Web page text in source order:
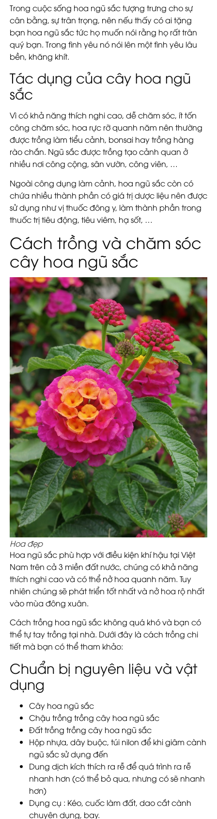
Trong cuộc sống hoa ngũ sắc tượng trưng cho sự
cân bằng, sự trân trọng, nên nếu thấy có ai tặng
bạn hoa ngũ sắc tức họ muốn nói rằng họ rất trân
quý bạn. Trong tình yêu nó nói lên một tình yêu lâu
bền, khăng khít.
Tác dụng của cây hoa ngũ
sắc
Vì có khả năng thích nghi cao, dễ chăm sóc, ít tốn
công chăm sóc, hoa rực rỡ quanh năm nên thường
được trồng làm tiểu cảnh, bonsai hay trồng hàng
rào chắn. Ngũ sắc được trồng tạo cảnh quan ở
nhiều nơi công cộng, sân vườn, công viên, …
Ngoài công dụng làm cảnh, hoa ngũ sắc còn có
chứa nhiều thành phần có giá trị dược liệu nên được
sử dụng như vị thuốc đông y, làm thành phần trong
thuốc trị tiêu động, tiêu viêm, hạ sốt, …
Cách trồng và chăm sóc
cây hoa ngũ sắc
Hoa đẹp
Hoa ngũ sắc phù hợp với điều kiện khí hậu tại Việt
Nam trên cả 3 miền đất nước, chúng có khả năng
thích nghi cao và có thể nở hoa quanh năm. Tuy
nhiên chúng sẽ phát triển tốt nhất và nở hoa rộ nhất
vào mùa đông xuân.
Cách trồng hoa ngũ sắc không quá khó và bạn có
thể tự tay trồng tại nhà. Dưới đây là cách trồng chi
tiết mà bạn có thể tham khảo:
Chuẩn bị nguyên liệu và vật
dụng
Cây hoa ngũ sắc
Chậu trồng trồng cây hoa ngũ sắc
Đất trồng trồng cây hoa ngũ sắc
Hộp nhựa, dây buộc, túi nilon để khi giâm cành
ngũ sắc sử dụng đến
Dung dịch kích thích ra rễ để quá trình ra rễ
nhanh hơn (có thể bỏ qua, nhưng có sẽ nhanh
hơn)
Dụng cụ : Kéo, cuốc làm đất, dao cắt cành
chuyên dụng, bay.